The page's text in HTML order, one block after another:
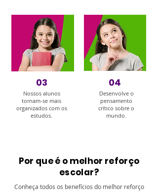
03
Nossos alunos
tornam-se mais
organizados com os
estudos.
04
Desenvolve o
pensamento
crítico sobre o
mundo.
Por que é o melhor reforço
escolar?
Conheça todos os benefícios do melhor reforço